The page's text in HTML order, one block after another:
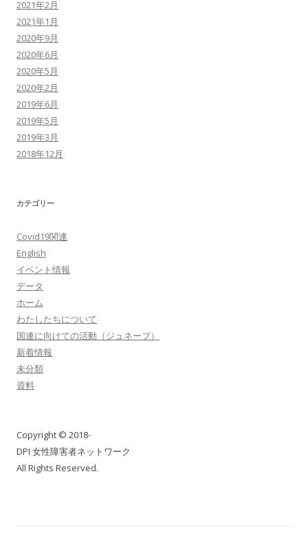
2021年2月
2021年1月
2020年9月
2020年6月
2020年5月
2020年2月
2019年6月
2019年5月
2019年3月
2018年12月
カテゴリー
Covid19関連
English
イベント情報
データ
ホーム
わたしたちについて
国連に向けての活動（ジュネーブ）
新着情報
未分類
資料
Copyright © 2018-
DPI 女性障害者ネットワーク
All Rights Reserved.